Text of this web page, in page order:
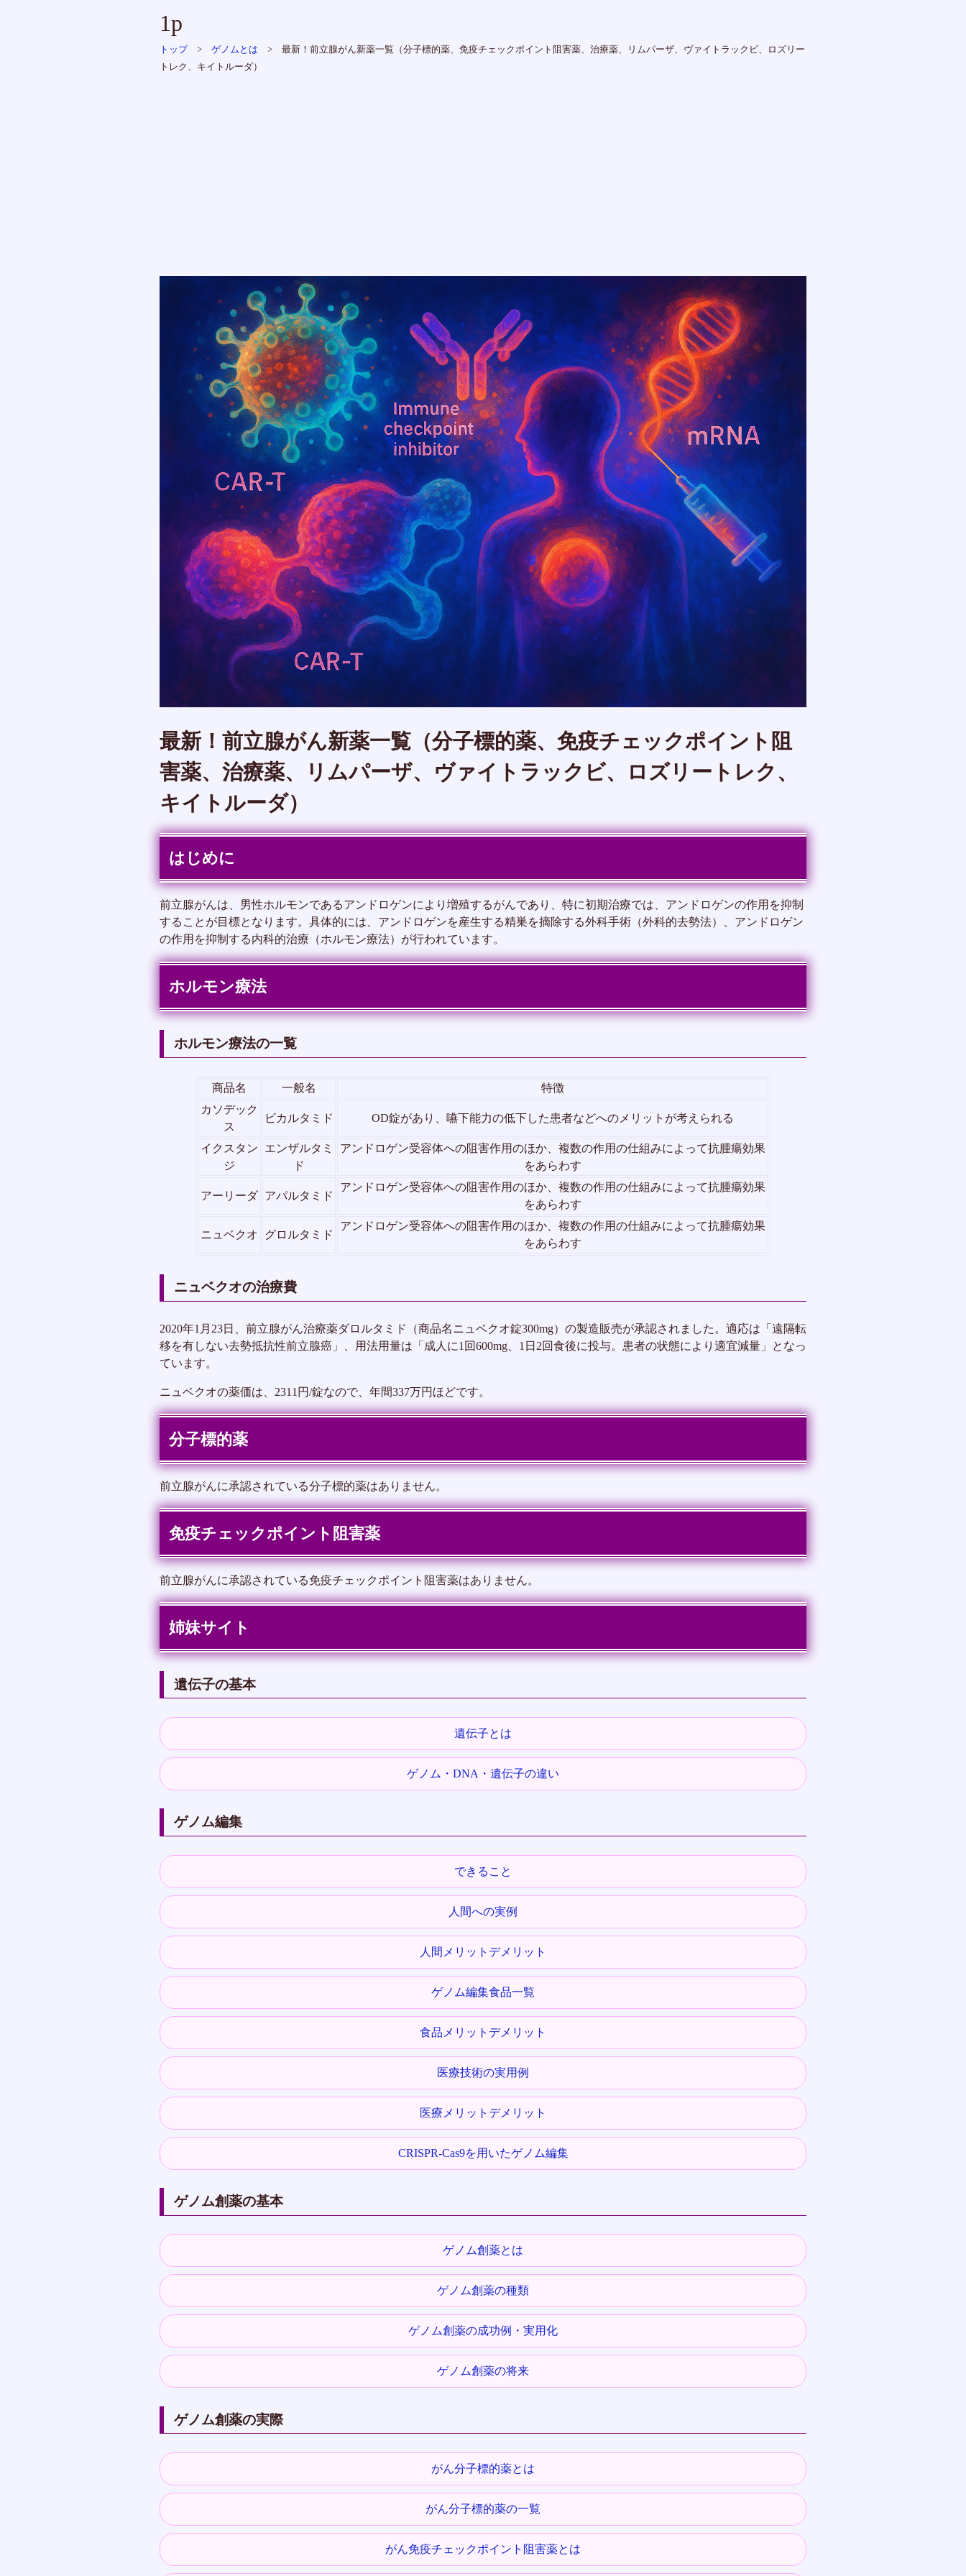
1p
トップ> ゲノムとは > 最新！前立腺がん新薬一覧（分子標的薬、免疫チェックポイント阻害薬、治療薬、リムパーザ、ヴァイトラックビ、ロズリー
トレク、キイトルーダ）
最新！前立腺がん新薬一覧（分子標的薬、免疫チェックポイント阻
害薬、治療薬、リムパーザ、ヴァイトラックビ、ロズリートレク、
キイトルーダ）
はじめに
前立腺がんは、男性ホルモンであるアンドロゲンにより増殖するがんであり、特に初期治療では、アンドロゲンの作用を抑制
することが目標となります。具体的には、アンドロゲンを産生する精巣を摘除する外科手術（外科的去勢法）、アンドロゲン
の作用を抑制する内科的治療（ホルモン療法）が行われています。
ホルモン療法
ホルモン療法の一覧
商品名 一般名
特徴
カソデック
ス
ビカルタミド OD錠があり、嚥下能力の低下した患者などへのメリットが考えられる
イクスタン
ジ
エンザルタミ
ド
アンドロゲン受容体への阻害作用のほか、複数の作用の仕組みによって抗腫瘍効果
をあらわす
アーリーダ アパルタミド
アンドロゲン受容体への阻害作用のほか、複数の作用の仕組みによって抗腫瘍効果
をあらわす
ニュベクオ グロルタミド
アンドロゲン受容体への阻害作用のほか、複数の作用の仕組みによって抗腫瘍効果
をあらわす
ニュベクオの治療費
2020年1月23日、前立腺がん治療薬ダロルタミド（商品名ニュベクオ錠300mg）の製造販売が承認されました。適応は「遠隔転
移を有しない去勢抵抗性前立腺癌」、用法用量は「成人に1回600mg、1日2回食後に投与。患者の状態により適宜減量」となっ
ています。
ニュベクオの薬価は、2311円/錠なので、年間337万円ほどです。
分子標的薬
前立腺がんに承認されている分子標的薬はありません。
免疫チェックポイント阻害薬
前立腺がんに承認されている免疫チェックポイント阻害薬はありません。
姉妹サイト
遺伝子の基本
遺伝子とは
ゲノム・DNA・遺伝子の違い
ゲノム編集
できること
人間への実例
人間メリットデメリット
ゲノム編集食品一覧
食品メリットデメリット
医療技術の実用例
医療メリットデメリット
CRISPR-Cas9を用いたゲノム編集
ゲノム創薬の基本
ゲノム創薬とは
ゲノム創薬の種類
ゲノム創薬の成功例・実用化
ゲノム創薬の将来
ゲノム創薬の実際
がん分子標的薬とは
がん分子標的薬の一覧
がん免疫チェックポイント阻害薬とは